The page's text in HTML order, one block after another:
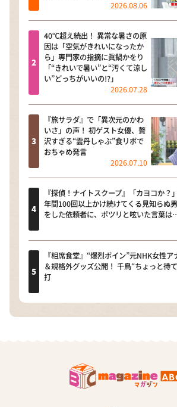
2026.08.06
40℃超え続出！ 異常な暑さの原
因は「空気がきれいになったか
ら」専門家の指摘に眞鍋かをり
「“きれいで暑い”と“汚くて涼し
い”どっちがいいの!?」
2026.07.28
『旅サラダ』で「異次元のかわ
いさ」の声！ 初ゲスト女優、贅
沢すぎる“雲丹しゃぶ”食リポで
おちゃめ発言
2026.07.10
『探偵！ナイトスクープ』「カヨコか？
年間100回以上かけ続けてくる見知らぬ
をした依頼者に、ポツリと呟いた言葉は
『相席食堂』“爆烈ボイン”元NHK女性
＆規格外グッズ公開！ 千鳥“ちょっと待
打